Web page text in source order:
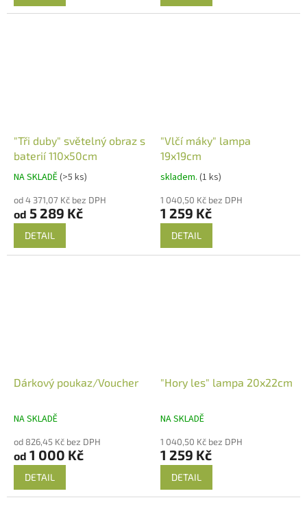
"Tři duby" světelný obraz s
baterií 110x50cm
NA SKLADĚ(>5 ks)
od 4 371,07 Kč bez DPH
od 5 289 Kč
DETAIL
"Vlčí máky" lampa
19x19cm
skladem. (1 ks)
1 040,50 Kč bez DPH
1 259 Kč
DETAIL
Dárkový poukaz/Voucher
NA SKLADĚ
od 826,45 Kč bez DPH
od 1 000 Kč
DETAIL
"Hory les" lampa 20x22cm
NA SKLADĚ
1 040,50 Kč bez DPH
1 259 Kč
DETAIL